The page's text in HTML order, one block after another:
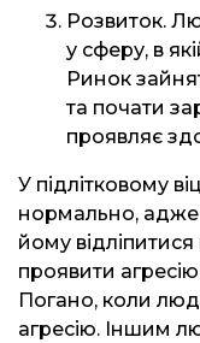
Розвиток.
у сферу, в
Ринок
та почати
проявляє
У підлітковому
нормально,
йому
проявити
Погано, коли
агресію. Іншим